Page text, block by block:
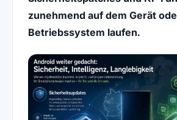
zunehmend auf dem Gerät
Betriebssystem laufen.